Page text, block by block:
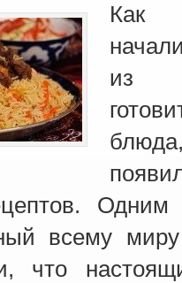
Как
из
всему
что